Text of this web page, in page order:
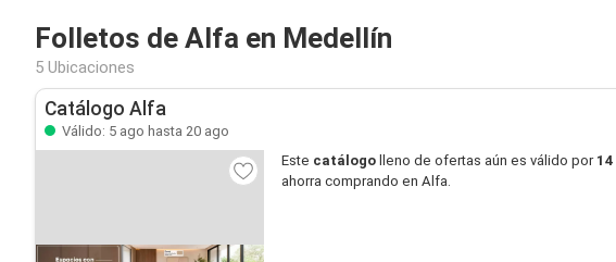
Folletos de Alfa en Medellín
5 Ubicaciones
Catálogo Alfa
Válido: 5 ago hasta 20 ago
Este catálogo lleno de ofertas aún es válido por 14
ahorra comprando en Alfa.